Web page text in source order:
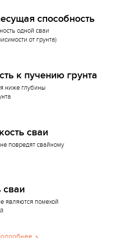
способность
одной сваи
от грунта)
к пучению грунта
ниже глубины
сваи
повредят свайному
сваи
являются помехой